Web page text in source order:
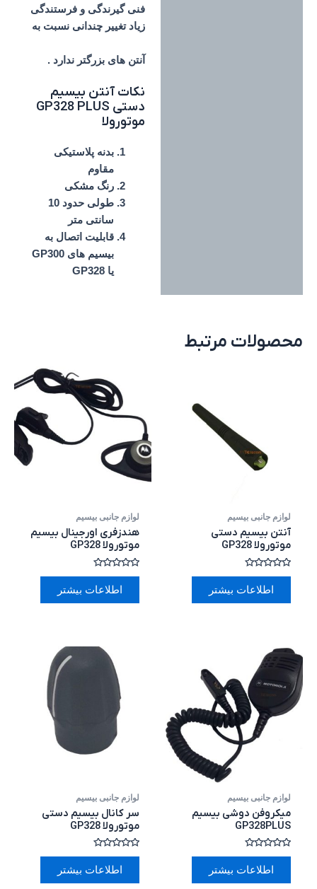
فنی گیرندگی و فرستندگی
زیاد تغییر چندانی نسبت به
آنتن های بزرگتر ندارد .
نکات آنتن بیسیم
دستی GP328 PLUS
موتورولا
بدنه پلاستیکی
مقاوم
رنگ مشکی
طولی حدود 10
سانتی متر
قابلیت اتصال به
بیسیم های GP300
یا GP328
محصولات مرتبط
لوازم جانبی بیسیم
آنتن بیسیم دستی
موتورولا GP328
امتیاز
اطلاعات بیشتر
لوازم جانبی بیسیم
هندزفری اورجینال بیسیم
موتورولا GP328
امتیاز
اطلاعات بیشتر
لوازم جانبی بیسیم
میکروفن دوشی بیسیم
GP328PLUS
امتیاز
اطلاعات بیشتر
لوازم جانبی بیسیم
سر کانال بیسیم دستی
موتورولا GP328
امتیاز
اطلاعات بیشتر